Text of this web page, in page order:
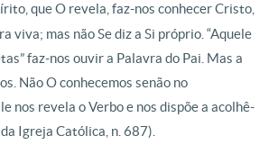
que O revela, faz-nos conhecer Cristo,
viva; mas não Se diz a Si próprio. “Aquele
faz-nos ouvir a Palavra do Pai. Mas a
Não O conhecemos senão no
nos revela o Verbo e nos dispõe a acolhê-
Igreja Católica, n. 687).